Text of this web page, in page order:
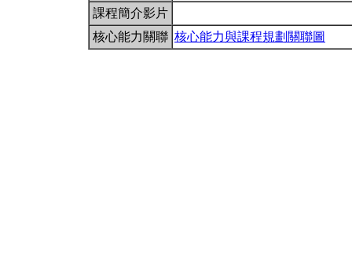
課程簡介影片
核心能力關聯 核心能力與課程規劃關聯圖